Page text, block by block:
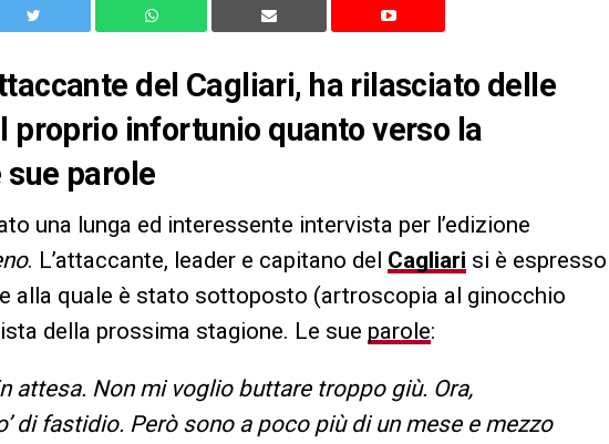
del Cagliari, ha rilasciato delle
proprio infortunio quanto verso la
parole
una lunga ed interessente intervista per l’edizione
. L’attaccante, leader e capitano del Cagliari si è espresso
alla quale è stato sottoposto (artroscopia al ginocchio
della prossima stagione. Le sue parole:
attesa. Non mi voglio buttare troppo giù. Ora,
di fastidio. Però sono a poco più di un mese e mezzo